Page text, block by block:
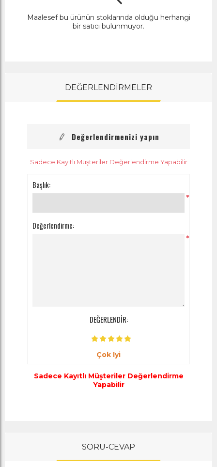
Maalesef bu ürünün stoklarında olduğu herhangi
bir satıcı bulunmuyor.
DEĞERLENDİRMELER
Değerlendirmenizi yapın
Sadece Kayıtlı Müşteriler Değerlendirme Yapabilir
Başlık:
*
Değerlendirme:
*
DEĞERLENDİR:
Çok Iyi
Sadece Kayıtlı Müşteriler Değerlendirme
Yapabilir
SORU-CEVAP